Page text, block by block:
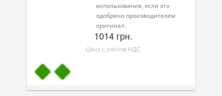
Велосипедная программа
Масла для лодочных моторов
Моторное масло для мотоцикла
Оружейное масло
использования, если это
одобрено производителем
оригинал..
1014 грн.
Цена с учётом НДС